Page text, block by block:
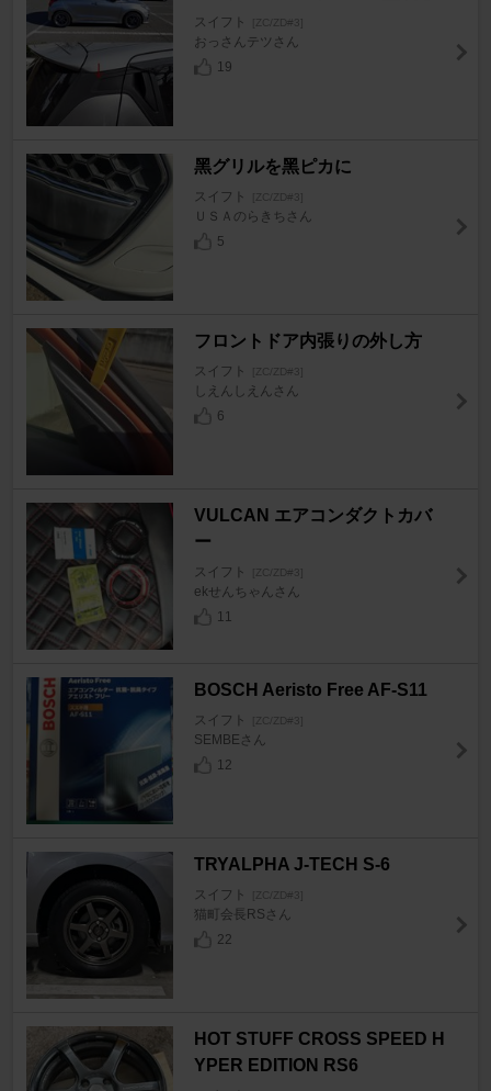
スイフト [ZC/ZD#3]
おっさんテツさん
19
黑グリルを黑ピカに
スイフト [ZC/ZD#3]
ＵＳＡのらきちさん
5
フロントドア内張りの外し方
スイフト [ZC/ZD#3]
しえんしえんさん
6
VULCAN エアコンダクトカバ
ー
スイフト [ZC/ZD#3]
ekせんちゃんさん
11
BOSCH Aeristo Free AF-S11
スイフト [ZC/ZD#3]
SEMBEさん
12
TRYALPHA J-TECH S-6
スイフト [ZC/ZD#3]
猫町会長RSさん
22
HOT STUFF CROSS SPEED H
YPER EDITION RS6